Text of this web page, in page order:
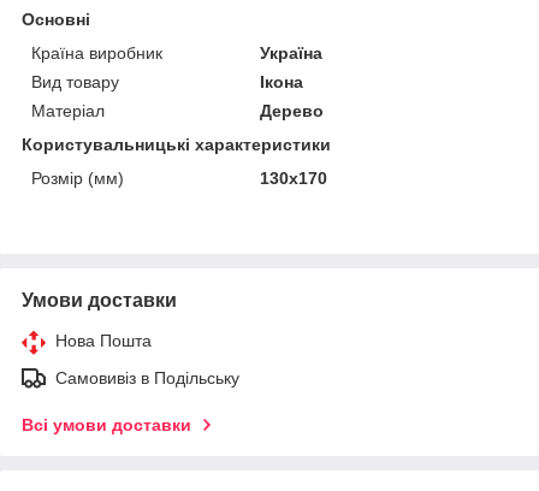
Основні
Країна виробник
Україна
Вид товару
Ікона
Матеріал
Дерево
Користувальницькі характеристики
Розмір (мм)
130х170
Умови доставки
Нова Пошта
Самовивіз в Подільську
Всі умови доставки